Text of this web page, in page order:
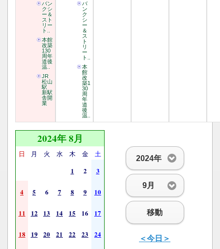
バン
クシ
ー＆
スト
リー
ト..
本館
改築
130
周年
道後
温..
JR
松山
駅
新駅
舎開
業
バ
ン
ク
シ
ー
＆
ス
ト
リ
ー
ト..
本
館
改
築1
30
周
年
道
後
温..
2024年
9月
移動
＜今日＞
2024年 8月
日 月 火 水 木 金 土
1 2 3
4 5 6 7 8 9 10
11 12 13 14 15 16 17
18 19 20 21 22 23 24